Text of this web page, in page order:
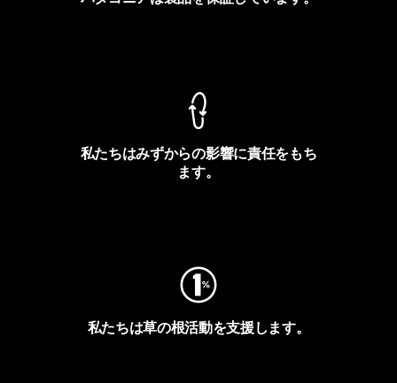
私たちはみずからの影響に責任をもち
ます。
私たちは草の根活動を支援します。